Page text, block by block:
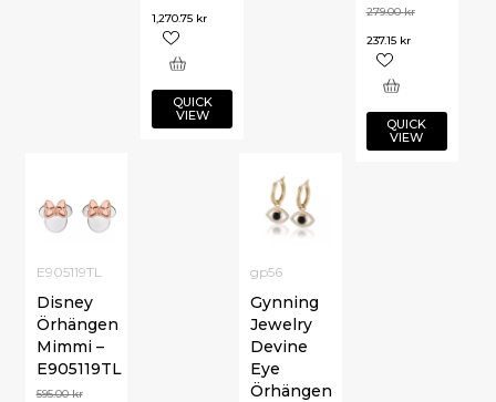
279.00kr
237.15 kr
QUICK
VIEW
1,270.75 kr
QUICK
VIEW
gp56
Gynning
Jewelry
Devine
Eye
Örhängen
E905119TL
Disney
Örhängen
Mimmi –
E905119TL
595.00kr